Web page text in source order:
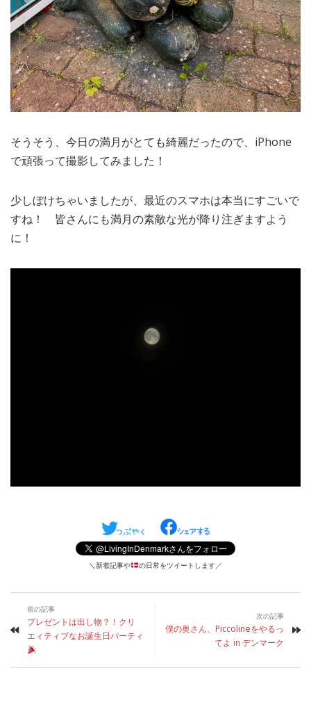
そうそう、今日の満月がとても綺麗だったので、iPhone
で頑張って撮影してみました！
少しぼけちゃいましたが、最近のスマホは本当にすごいで
すね！ 皆さんにも満月の素敵な光が降り注ぎますよう
に！
＼新着記事や の日常をツイートします／
前の記事
プレゼントは出し物？！クリ
エィティブなお誕生日パーティ
次の記事
僕の奥さん、Piccolineをやるっ
てよ in デンマーク